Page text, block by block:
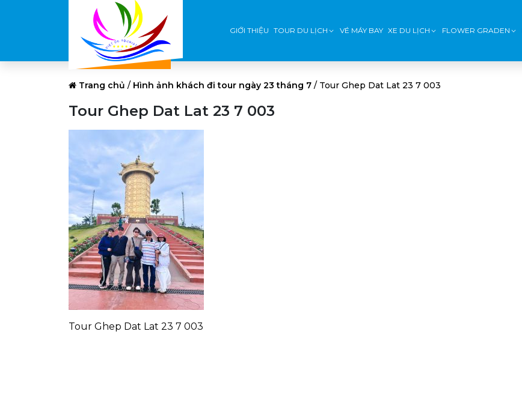
GIỚI THIỆU TOUR DU LỊCH VÉ MÁY BAY XE DU LỊCH FLOWER GRADEN
Trang chủ / Hình ảnh khách đi tour ngày 23 tháng 7 / Tour Ghep Dat Lat 23 7 003
Tour Ghep Dat Lat 23 7 003
Tour Ghep Dat Lat 23 7 003